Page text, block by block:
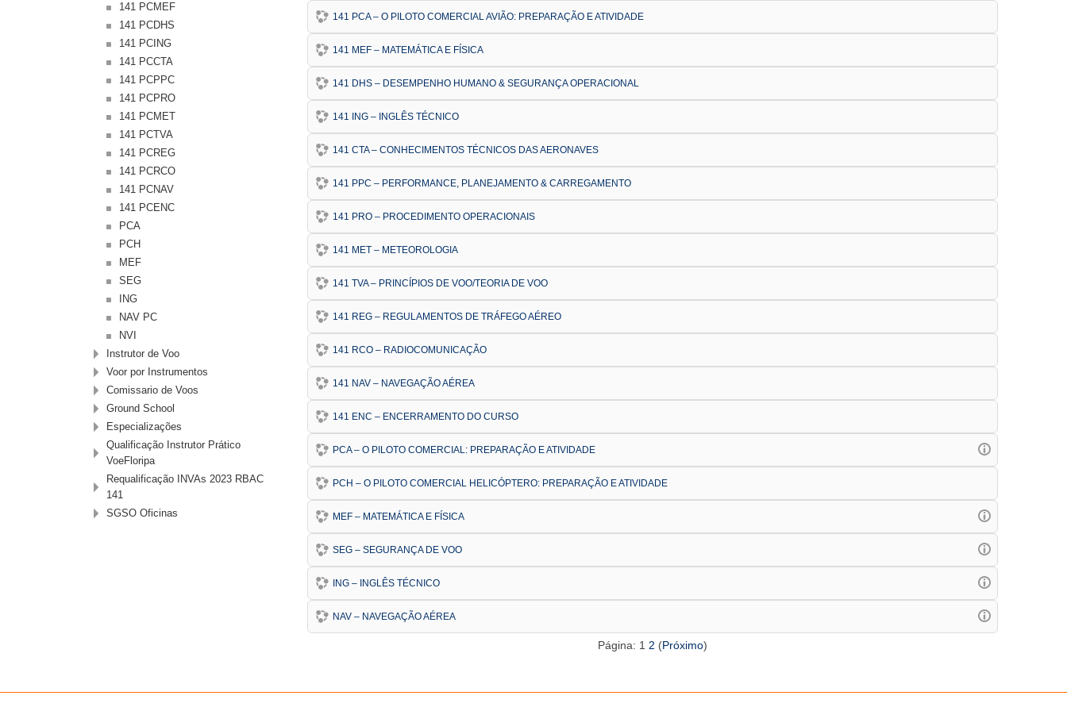
141 PCMEF
141 PCDHS
141 PCING
141 PCCTA
141 PCPPC
141 PCPRO
141 PCMET
141 PCTVA
141 PCREG
141 PCRCO
141 PCNAV
141 PCENC
PCA
PCH
MEF
SEG
ING
NAV PC
NVI
Instrutor de Voo
Voor por Instrumentos
Comissario de Voos
Ground School
Especializações
Qualificação Instrutor Prático
VoeFloripa
Requalificação INVAs 2023 RBAC
141
SGSO Oficinas
141 PCA – O PILOTO COMERCIAL AVIÃO: PREPARAÇÃO E ATIVIDADE
141 MEF – MATEMÁTICA E FÍSICA
141 DHS – DESEMPENHO HUMANO & SEGURANÇA OPERACIONAL
141 ING – INGLÊS TÉCNICO
141 CTA – CONHECIMENTOS TÉCNICOS DAS AERONAVES
141 PPC – PERFORMANCE, PLANEJAMENTO & CARREGAMENTO
141 PRO – PROCEDIMENTO OPERACIONAIS
141 MET – METEOROLOGIA
141 TVA – PRINCÍPIOS DE VOO/TEORIA DE VOO
141 REG – REGULAMENTOS DE TRÁFEGO AÉREO
141 RCO – RADIOCOMUNICAÇÃO
141 NAV – NAVEGAÇÃO AÉREA
141 ENC – ENCERRAMENTO DO CURSO
PCA – O PILOTO COMERCIAL: PREPARAÇÃO E ATIVIDADE
PCH – O PILOTO COMERCIAL HELICÓPTERO: PREPARAÇÃO E ATIVIDADE
MEF – MATEMÁTICA E FÍSICA
SEG – SEGURANÇA DE VOO
ING – INGLÊS TÉCNICO
NAV – NAVEGAÇÃO AÉREA
Página: 1 2 (Próximo)